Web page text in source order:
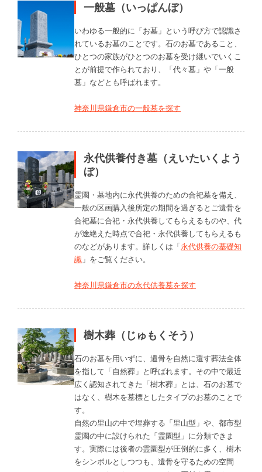
一般墓（いっぱんぼ）
いわゆる一般的に「お墓」という呼び方で認識さ
れているお墓のことです。石のお墓であること、
ひとつの家族がひとつのお墓を受け継いでいくこ
とが前提で作られており、「代々墓」や「一般
墓」などとも呼ばれます。
神奈川県鎌倉市の一般墓を探す
永代供養付き墓（えいたいくよう
ぼ）
霊園・墓地内に永代供養のための合祀墓を備え、
一般の区画購入後所定の期間を過ぎるとご遺骨を
合祀墓に合祀・永代供養してもらえるものや、代
が途絶えた時点で合祀・永代供養してもらえるも
のなどがあります。詳しくは「永代供養の基礎知
識 」をご覧ください。
神奈川県鎌倉市の永代供養墓を探す
樹木葬（じゅもくそう）
石のお墓を用いずに、遺骨を自然に還す葬法全体
を指して「自然葬」と呼ばれます。その中で最近
広く認知されてきた「樹木葬」とは、石のお墓で
はなく、樹木を墓標としたタイプのお墓のことで
す。
自然の里山の中で埋葬する「里山型」や、都市型
霊園の中に設けられた「霊園型」に分類できま
す。実際には後者の霊園型が圧倒的に多く、樹木
をシンボルとしつつも、遺骨を守るための空間